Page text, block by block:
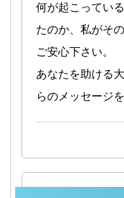
何が起こってい
たのか、私がそ
ご安心下さい。
あなたを助ける
らのメッセージ